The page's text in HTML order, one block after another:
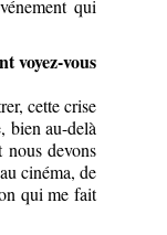
qui
voyez-vous
cette crise
bien au-delà
nous devons
cinéma, de
qui me fait